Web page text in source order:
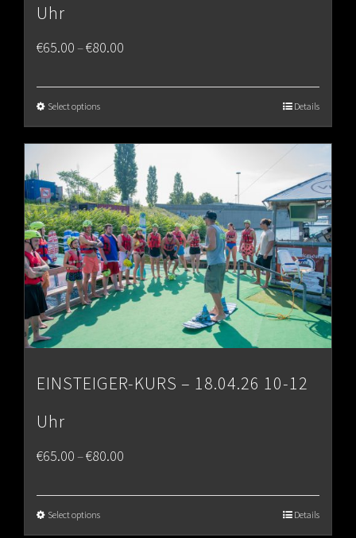
Uhr
€65.00–€80.00
€80.00
Select options Details
EINSTEIGER-KURS – 18.04.26 10-12
Uhr
€65.00–€80.00
Select options Details